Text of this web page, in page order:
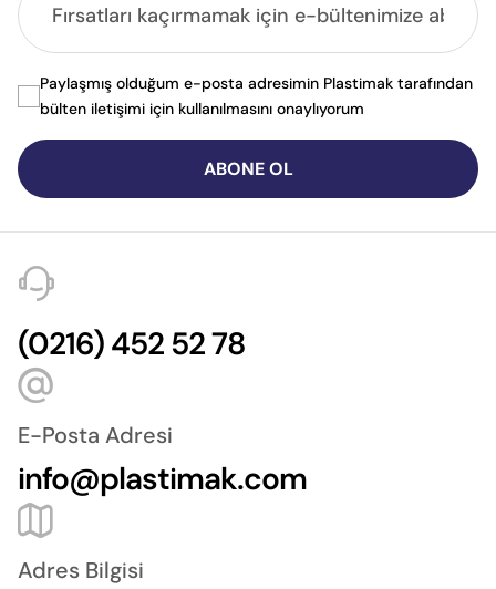
ABONE OL
Paylaşmış olduğum e-posta adresimin Plastimak tarafından
bülten iletişimi için kullanılmasını onaylıyorum
(0216) 452 52 78
E-Posta Adresi
info@plastimak.com
Adres Bilgisi